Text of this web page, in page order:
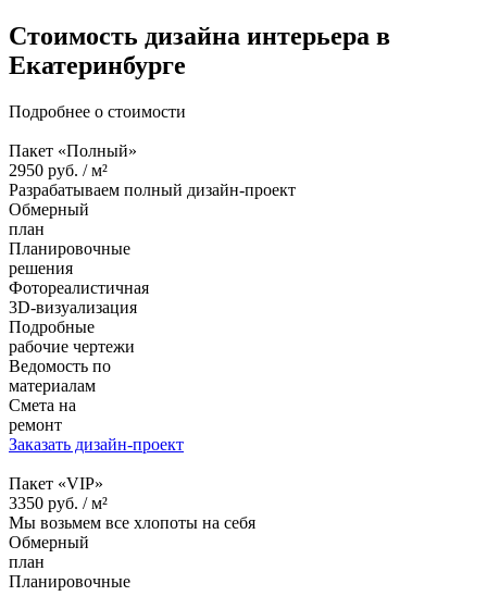
Стоимость дизайна интерьера в
Екатеринбурге
Подробнее о стоимости
Пакет «Полный»
2950 руб. /м²
Разрабатываем полный дизайн-проект
Обмерный
план
Планировочные
решения
Фотореалистичная
3D-визуализация
Подробные
рабочие чертежи
Ведомость по
материалам
Смета на
ремонт
Заказать дизайн-проект
Пакет «VIP»
3350 руб. /м²
Мы возьмем все хлопоты на себя
Обмерный
план
Планировочные